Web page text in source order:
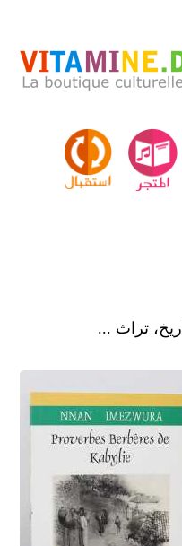
تراث ...